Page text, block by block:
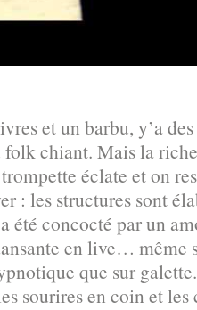
et un barbu, y’a
folk chiant. Mais la
éclate et on
: les structures sont
été concocté par un
en live… même
que sur
sourires en coin et les